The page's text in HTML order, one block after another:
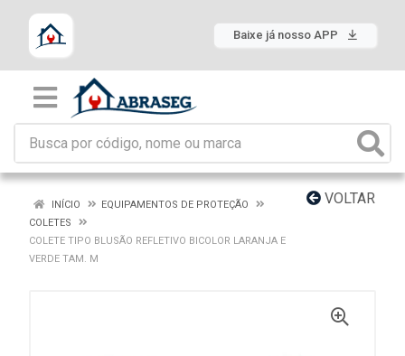
Baixe já nosso APP
VOLTAR
INÍCIO
EQUIPAMENTOS DE PROTEÇÃO
COLETES
COLETE TIPO BLUSÃO REFLETIVO BICOLOR LARANJA E
VERDE TAM. M